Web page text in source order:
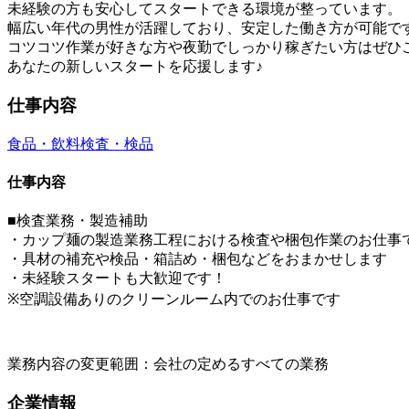
未経験の方も安心してスタートできる環境が整っています。
幅広い年代の男性が活躍しており、安定した働き方が可能で
コツコツ作業が好きな方や夜勤でしっかり稼ぎたい方はぜひ
あなたの新しいスタートを応援します♪
仕事内容
食品・飲料検査・検品
仕事内容
■検査業務・製造補助
・カップ麺の製造業務工程における検査や梱包作業のお仕事
・具材の補充や検品・箱詰め・梱包などをおまかせします
・未経験スタートも大歓迎です！
※空調設備ありのクリーンルーム内でのお仕事です
業務内容の変更範囲：会社の定めるすべての業務
企業情報